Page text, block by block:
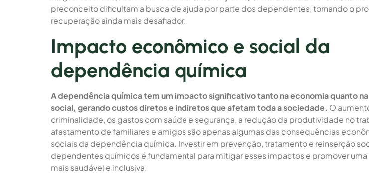
preconceito dificultam a busca de ajuda por parte dos dependentes, tornando o
recuperação ainda mais desafiador.
Impacto econômico e social da
dependência química
A dependência química tem um impacto significativo tanto na economia quanto
social, gerando custos diretos e indiretos que afetam toda a sociedade. O
criminalidade, os gastos com saúde e segurança, a redução da produtividade no
afastamento de familiares e amigos são apenas algumas das consequências
sociais da dependência química. Investir em prevenção, tratamento e reinserção
dependentes químicos é fundamental para mitigar esses impactos e promover
mais saudável e inclusiva.